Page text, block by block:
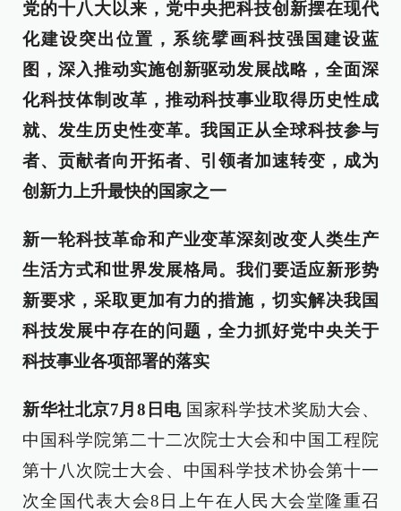
党的十八大以来，党中央把科技创新摆在现代
化建设突出位置，系统擘画科技强国建设蓝
图，深入推动实施创新驱动发展战略，全面深
化科技体制改革，推动科技事业取得历史性成
就、发生历史性变革。我国正从全球科技参与
者、贡献者向开拓者、引领者加速转变，成为
创新力上升最快的国家之一
新一轮科技革命和产业变革深刻改变人类生产
生活方式和世界发展格局。我们要适应新形势
新要求，采取更加有力的措施，切实解决我国
科技发展中存在的问题，全力抓好党中央关于
科技事业各项部署的落实
新华社北京7月8日电 国家科学技术奖励大会、
中国科学院第二十二次院士大会和中国工程院
第十八次院士大会、中国科学技术协会第十一
次全国代表大会8日上午在人民大会堂隆重召